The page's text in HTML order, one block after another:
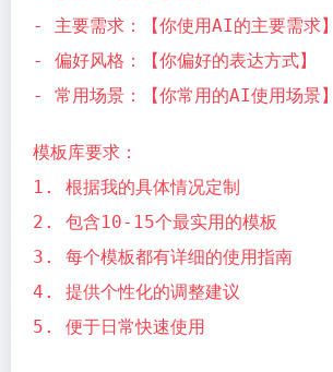
- 主要需求：【你使用AI的主要需求】
- 偏好风格：【你偏好的表达方式】
- 常用场景：【你常用的AI使用场景】
模板库要求：
1. 根据我的具体情况定制
2. 包含10-15个最实用的模板
3. 每个模板都有详细的使用指南
4. 提供个性化的调整建议
5. 便于日常快速使用